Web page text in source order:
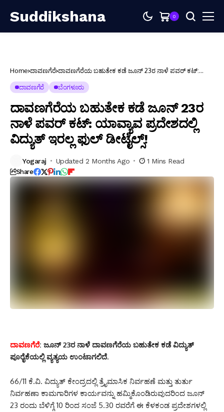
Suddikshana 0
Home ದಾವಣಗೆರೆ ದಾವಣಗೆರೆಯ ಬಹುತೇಕ ಕಡೆ ಜೂನ್ 23ರ ನಾಳೆ ಪವರ್ ಕಟ್:
ದಾವಣಗೆರೆ ಬೆಂಗಳೂರು
ದಾವಣಗೆರೆಯ ಬಹುತೇಕ ಕಡೆ ಜೂನ್ 23ರ
ನಾಳೆ ಪವರ್ ಕಟ್: ಯಾವ್ಯಾವ ಪ್ರದೇಶದಲ್ಲಿ
ವಿದ್ಯುತ್ ಇರಲ್ಲ ಫುಲ್ ಡೀಟೈಲ್ಸ್!
Yogaraj Updated 2 Months Ago 1 Mins Read
Share
ದಾವಣಗೆರೆ: ಜೂನ್ 23ರ ನಾಳೆ ದಾವಣಗೆರೆಯ ಬಹುತೇಕ ಕಡೆ ವಿದ್ಯುತ್
ಪೂರೈಕೆಯಲ್ಲಿ ವ್ಯತ್ಯಯ ಉಂಟಾಗಲಿದೆ.
66/11 ಕೆ.ವಿ. ವಿದ್ಯುತ್ ಕೇಂದ್ರದಲ್ಲಿ ತ್ರೈಮಾಸಿಕ ನಿರ್ವಹಣೆ ಮತ್ತು ತುರ್ತು
ನಿರ್ವಹಣಾ ಕಾಮಗಾರಿಗಳ ಕಾರ್ಯವನ್ನು ಹಮ್ಮಿಕೊಂಡಿರುವುದರಿಂದ ಜೂನ್
23 ರಂದು ಬೆಳಿಗ್ಗೆ 10 ರಿಂದ ಸಂಜೆ 5.30 ರವರೆಗೆ ಈ ಕೆಳಕಂಡ ಪ್ರದೇಶಗಳಲ್ಲಿ